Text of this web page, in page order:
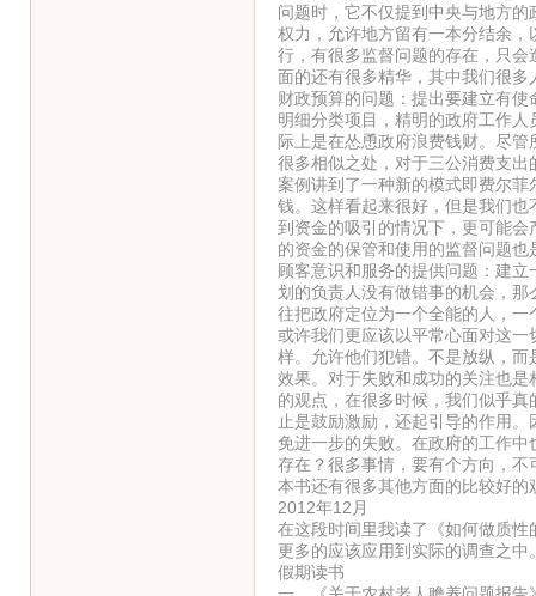
问题时，它不仅提到中央与地方
权力，允许地方留有一本分结余
行，有很多监督问题的存在，只
面的还有很多精华，其中我们很
财政预算的问题：提出要建立有
明细分类项目，精明的政府工作
际上是在怂恿政府浪费钱财。尽
很多相似之处，对于三公消费支
案例讲到了一种新的模式即费尔
钱。这样看起来很好，但是我们
到资金的吸引的情况下，更可能
的资金的保管和使用的监督问题也
顾客意识和服务的提供问题：建
划的负责人没有做错事的机会，
往把政府定位为一个全能的人，
或许我们更应该以平常心面对这
样。允许他们犯错。不是放纵，
效果。对于失败和成功的关注也
的观点，在很多时候，我们似乎
止是鼓励激励，还起引导的作用
免进一步的失败。在政府的工作
存在？很多事情，要有个方向，
本书还有很多其他方面的比较好
2012年12月
在这段时间里我读了《如何做质
更多的应该应用到实际的调查之中
假期读书